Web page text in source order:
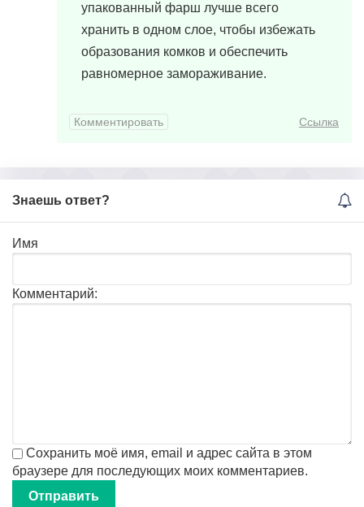
упакованный фарш лучше всего
хранить в одном слое, чтобы избежать
образования комков и обеспечить
равномерное замораживание.
Комментировать Ссылка
Знаешь ответ?
Имя
Комментарий:
Сохранить моё имя, email и адрес сайта в этом
браузере для последующих моих комментариев.